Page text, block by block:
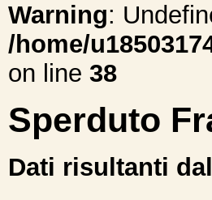
Warning:
/home/
on line 38
Sperduto
Dati risultanti